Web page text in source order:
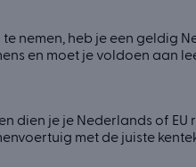
nemen, heb je een geldig
en moet je voldoen aan
dien je je Nederlands of
met de juiste